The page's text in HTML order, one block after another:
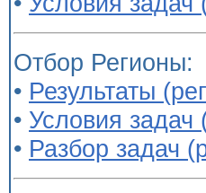
Отбор Регионы:
• Результаты
• Условия задач
• Разбор задач